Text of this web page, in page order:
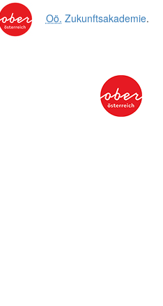
Oö. Zukunftsakademie.